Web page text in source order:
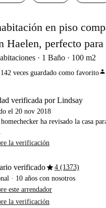
en piso
Haelen, perfecto
1 Baño 100 m2
142 veces guardado como favoritoperson
verificada por Lindsay
el 20 nov 2018
ha revisado la casa
la verificación
verificadostar4 (1373)
· 10 años con nosotros
este arrendador
la verificación